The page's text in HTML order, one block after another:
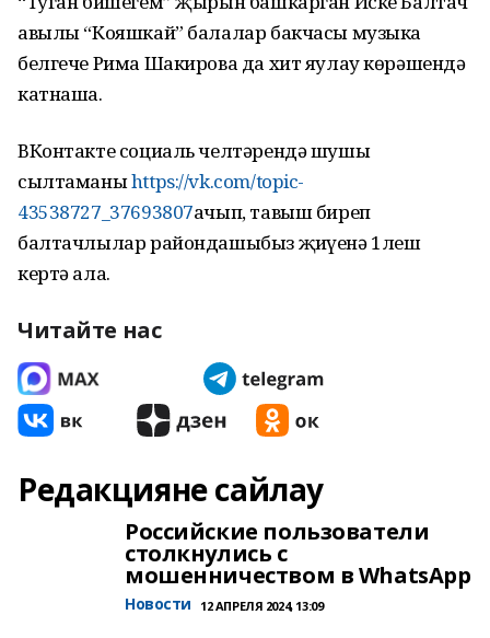
авылы “Кояшкай” балалар бакчасы музыка
белгече Рима Шакирова да хит яулау көрәшендә
катнаша.
ВКонтакте социаль челтәрендә шушы
сылтаманыhttps://vk.com/topic-
43538727_37693807ачып, тавыш биреп
балтачлылар райондашыбыз җиңүенә 1леш
кертә ала.
Читайте нас
Редакцияне сайлау
Российские пользователи
столкнулись с
мошенничеством в WhatsApp
Новости 12 АПРЕЛЯ 2024, 13:09